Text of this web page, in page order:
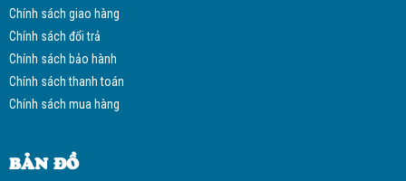
Chính sách giao hàng
Chính sách đổi trả
Chính sách bảo hành
Chính sách thanh toán
Chính sách mua hàng
BẢN ĐỒ